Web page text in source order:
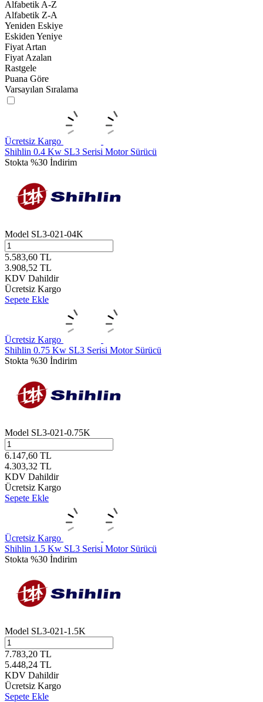
Alfabetik A-Z
Alfabetik Z-A
Yeniden Eskiye
Eskiden Yeniye
Fiyat Artan
Fiyat Azalan
Rastgele
Puana Göre
Varsayılan Sıralama
Ücretsiz Kargo
Shihlin 0.4 Kw SL3 Serisi Motor Sürücü
Stokta %30 İndirim
Model SL3-021-04K
5.583,60 TL
3.908,52 TL
KDV Dahildir
Ücretsiz Kargo
Sepete Ekle
Ücretsiz Kargo
Shihlin 0.75 Kw SL3 Serisi Motor Sürücü
Stokta %30 İndirim
Model SL3-021-0.75K
6.147,60 TL
4.303,32 TL
KDV Dahildir
Ücretsiz Kargo
Sepete Ekle
Ücretsiz Kargo
Shihlin 1.5 Kw SL3 Serisi Motor Sürücü
Stokta %30 İndirim
Model SL3-021-1.5K
7.783,20 TL
5.448,24 TL
KDV Dahildir
Ücretsiz Kargo
Sepete Ekle